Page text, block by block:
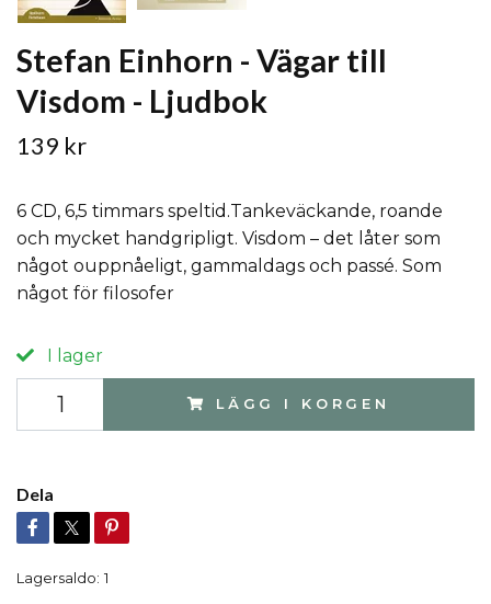
Stefan Einhorn - Vägar till
Visdom - Ljudbok
139 kr
6 CD, 6,5 timmars speltid.Tankeväckande, roande
och mycket handgripligt. Visdom – det låter som
något ouppnåeligt, gammaldags och passé. Som
något för filosofer
I lager
LÄGG I KORGEN
Dela
Lagersaldo: 1